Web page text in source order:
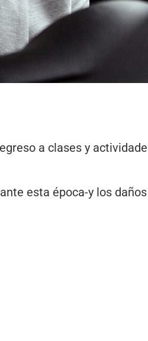
a clases y
esta época-y los